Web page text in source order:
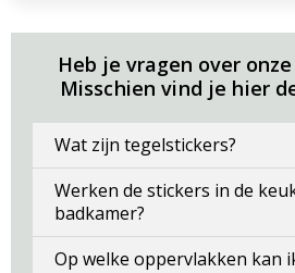
Heb je vragen over
Misschien vind je hier
Wat zijn tegelstickers?
Werken de stickers in de
badkamer?
Op welke oppervlakken kan